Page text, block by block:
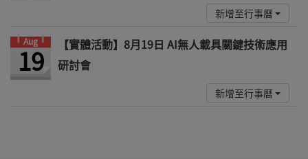
新增至行事曆
Aug
19
【實體活動】8月19日 AI無人載具關鍵技術應用
研討會
新增至行事曆